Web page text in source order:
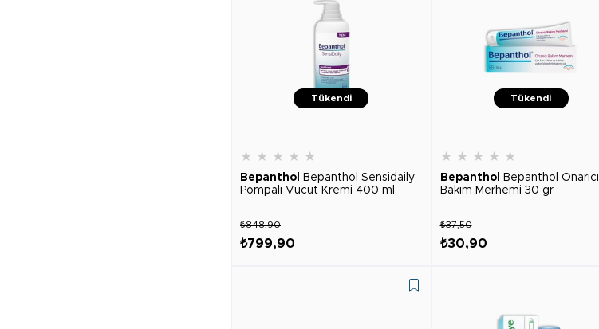
Tükendi
★ ★ ★ ★ ★
Bepanthol
Bepanthol Sensidaily
Pompalı Vücut Kremi 400 ml
₺799,90
₺848,90
Tükendi
★ ★ ★ ★ ★
Bepanthol
Bepanthol Onarıcı
Bakım Merhemi 30 gr
₺30,90
₺37,50